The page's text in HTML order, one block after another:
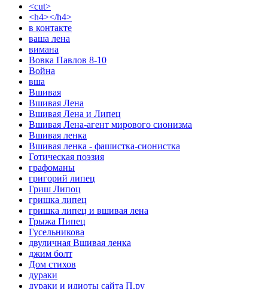
<cut>
<h4></h4>
в контакте
ваша лена
вимана
Вовка Павлов 8-10
Война
вша
Вшивая
Вшивая Лена
Вшивая Лена и Липец
Вшивая Лена-агент мирового сионизма
Вшивая ленка
Вшивая ленка - фашистка-сионистка
Готическая поэзия
графоманы
григорий липец
Гриш Липоц
гришка липец
гришка липец и вшивая лена
Грыжа Пипец
Гусельникова
двуличная Вшивая ленка
джим болт
Дом стихов
дураки
дураки и идиоты сайта П.ру